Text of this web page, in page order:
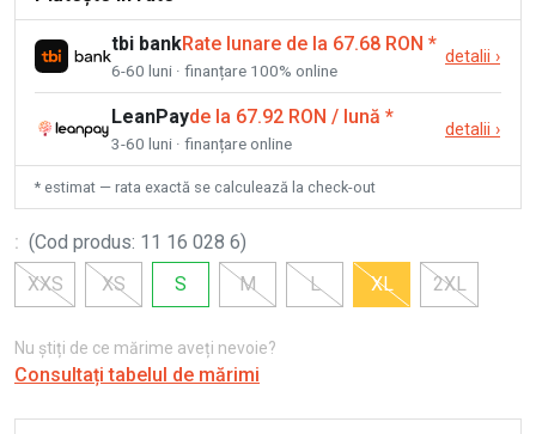
tbi bankRate lunare de la 67.68 RON *
6-60 luni · finanțare 100% online
detalii ›
LeanPayde la 67.92 RON / lună *
3-60 luni · finanțare online
detalii ›
* estimat — rata exactă se calculează la check-out
: (Cod produs: 11 16 028 6)
XXS
XS S M L XL 2XL
Nu știți de ce mărime aveți nevoie?
Consultați tabelul de mărimi